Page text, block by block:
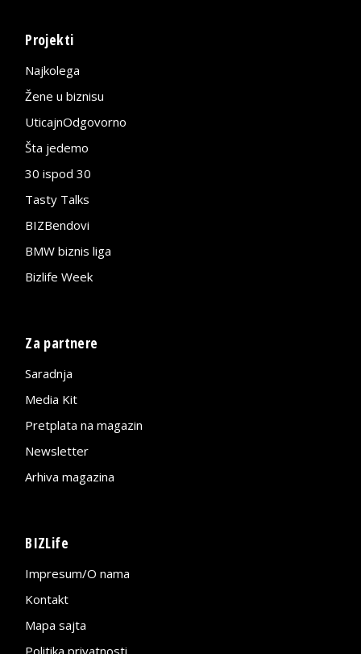
Projekti
Najkolega
Žene u biznisu
UticajnOdgovorno
Šta jedemo
30 ispod 30
Tasty Talks
BIZBendovi
BMW biznis liga
Bizlife Week
Za partnere
Saradnja
Media Kit
Pretplata na magazin
Newsletter
Arhiva magazina
BIZLife
Impresum/O nama
Kontakt
Mapa sajta
Politika privatnosti